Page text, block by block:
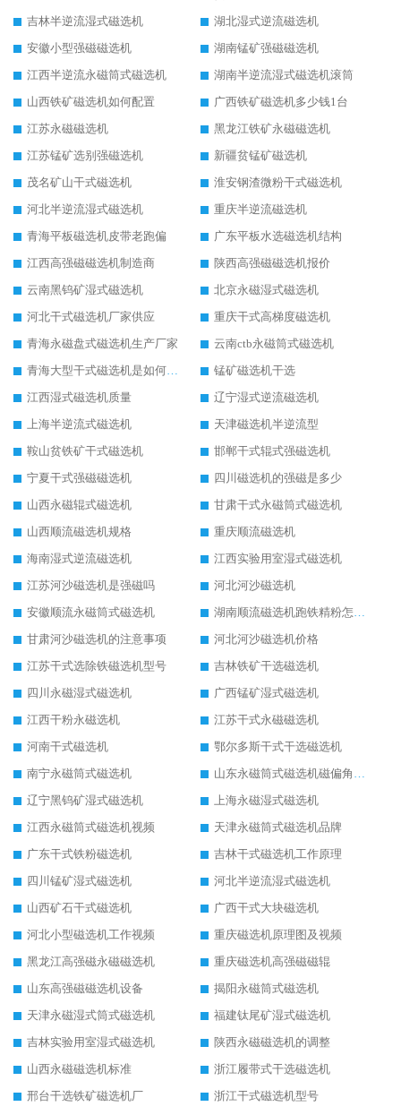
吉林半逆流湿式磁选机
湖北湿式逆流磁选机
安徽小型强磁磁选机
湖南锰矿强磁磁选机
江西半逆流永磁筒式磁选机
湖南半逆流湿式磁选机滚筒
山西铁矿磁选机如何配置
广西铁矿磁选机多少钱1台
江苏永磁磁选机
黑龙江铁矿永磁磁选机
江苏锰矿选别强磁选机
新疆贫锰矿磁选机
茂名矿山干式磁选机
淮安钢渣微粉干式磁选机
河北半逆流湿式磁选机
重庆半逆流磁选机
青海平板磁选机皮带老跑偏
广东平板水选磁选机结构
江西高强磁磁选机制造商
陕西高强磁磁选机报价
云南黑钨矿湿式磁选机
北京永磁湿式磁选机
河北干式磁选机厂家供应
重庆干式高梯度磁选机
青海永磁盘式磁选机生产厂家
云南ctb永磁筒式磁选机
青海大型干式磁选机是如何选矿的
锰矿磁选机干选
江西湿式磁选机质量
辽宁湿式逆流磁选机
上海半逆流式磁选机
天津磁选机半逆流型
鞍山贫铁矿干式磁选机
邯郸干式辊式强磁选机
宁夏干式强磁磁选机
四川磁选机的强磁是多少
山西永磁辊式磁选机
甘肃干式永磁筒式磁选机
山西顺流磁选机规格
重庆顺流磁选机
海南湿式逆流磁选机
江西实验用室湿式磁选机
江苏河沙磁选机是强磁吗
河北河沙磁选机
安徽顺流永磁筒式磁选机
湖南顺流磁选机跑铁精粉怎么处理
甘肃河沙磁选机的注意事项
河北河沙磁选机价格
江苏干式选除铁磁选机型号
吉林铁矿干选磁选机
四川永磁湿式磁选机
广西锰矿湿式磁选机
江西干粉永磁选机
江苏干式永磁磁选机
河南干式磁选机
鄂尔多斯干式干选磁选机
南宁永磁筒式磁选机
山东永磁筒式磁选机磁偏角怎么调整
辽宁黑钨矿湿式磁选机
上海永磁湿式磁选机
江西永磁筒式磁选机视频
天津永磁筒式磁选机品牌
广东干式铁粉磁选机
吉林干式磁选机工作原理
四川锰矿湿式磁选机
河北半逆流湿式磁选机
山西矿石干式磁选机
广西干式大块磁选机
河北小型磁选机工作视频
重庆磁选机原理图及视频
黑龙江高强磁永磁磁选机
重庆磁选机高强磁磁辊
山东高强磁磁选机设备
揭阳永磁筒式磁选机
天津永磁湿式筒式磁选机
福建钛尾矿湿式磁选机
吉林实验用室湿式磁选机
陕西永磁磁选机的调整
山西永磁磁选机标准
浙江履带式干选磁选机
邢台干选铁矿磁选机厂
浙江干式磁选机型号